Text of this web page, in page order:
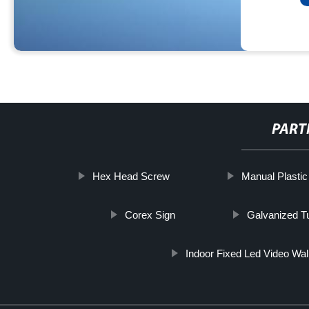
Hex Head Screw Manual
Corex Sign Galvanized
Indoor Fixed Led Video